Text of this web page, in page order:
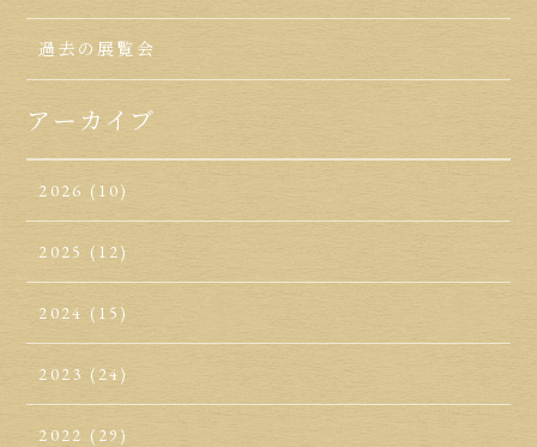
過去の展覧会
アーカイブ
2026 (10)
2025 (12)
2024 (15)
2023 (24)
2022 (29)